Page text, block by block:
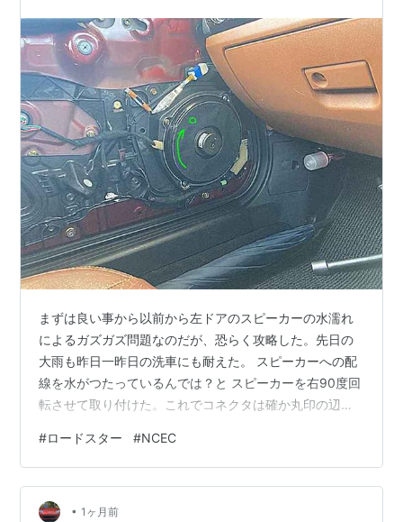
まずは良い事から以前から左ドアのスピーカーの水濡れ
によるガズガズ問題なのだが、恐らく攻略した。先日の
大雨も昨日一昨日の洗車にも耐えた。 スピーカーへの配
線を水がつたっているんでは？と スピーカーを右90度回
転させて取り付けた。これでコネクタは確か丸印の辺り
ウス用のビニールは必須。 前言っていた板金を削るのは
実施していない。 悪い事トランク内への新たな水漏れ。
侵入箇所が特定できていない ヘッドライト内結露。もう
消えたのだけど。また割らないといかんのか？
#ロードスター #NCEC
• 1ヶ月前